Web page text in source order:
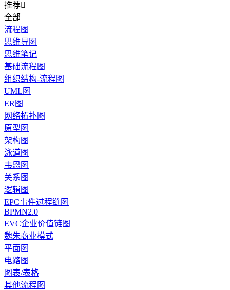
推荐
全部
流程图
思维导图
思维笔记
基础流程图
组织结构-流程图
UML图
ER图
网络拓扑图
原型图
架构图
泳道图
韦恩图
关系图
逻辑图
EPC事件过程链图
BPMN2.0
EVC企业价值链图
魏朱商业模式
平面图
电路图
图表/表格
其他流程图